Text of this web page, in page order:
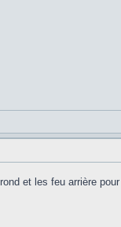
et les feu arrière